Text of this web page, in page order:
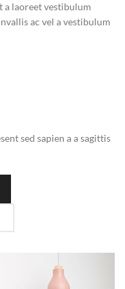
a laoreet vestibulum
ac vel a vestibulum
sed sapien a a sagittis